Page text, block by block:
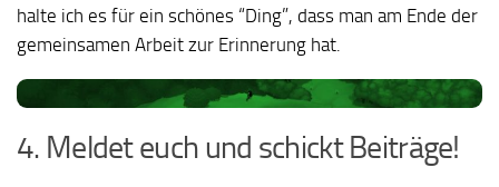
halte ich es für ein schönes “Ding”, dass man am Ende der
gemeinsamen Arbeit zur Erinnerung hat.
4. Meldet euch und schickt Beiträge!